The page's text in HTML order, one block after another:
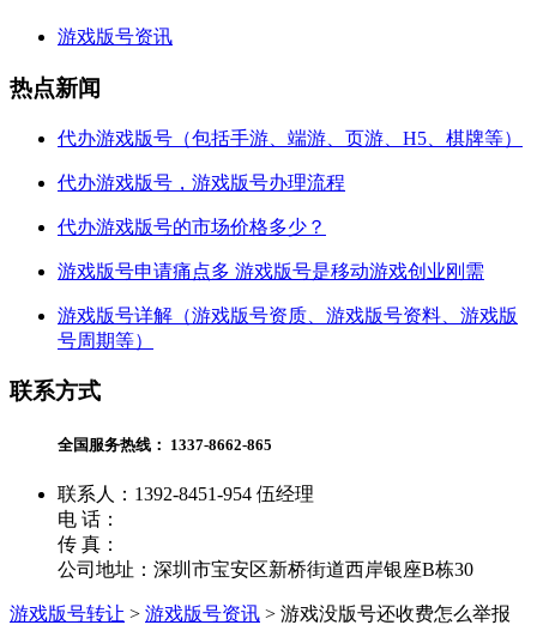
游戏版号资讯
热点新闻
代办游戏版号（包括手游、端游、页游、H5、棋牌等）
代办游戏版号，游戏版号办理流程
代办游戏版号的市场价格多少？
游戏版号申请痛点多 游戏版号是移动游戏创业刚需
游戏版号详解（游戏版号资质、游戏版号资料、游戏版
号周期等）
联系方式
全国服务热线： 1337-8662-865
联系人：1392-8451-954 伍经理
电 话：
传 真：
公司地址：深圳市宝安区新桥街道西岸银座B栋30
游戏版号转让 > 游戏版号资讯 > 游戏没版号还收费怎么举报